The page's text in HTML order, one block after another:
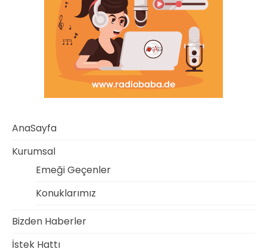
AnaSayfa
Kurumsal
Emeği Geçenler
Konuklarımız
Bizden Haberler
İstek Hattı